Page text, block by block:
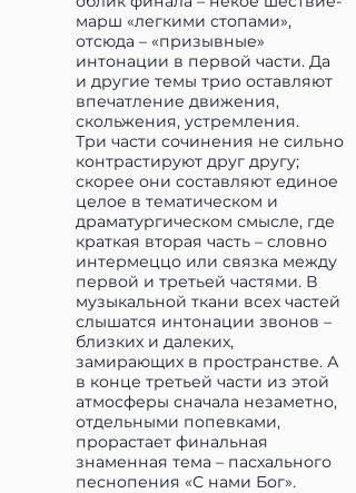
марш «легкими стопами»,
отсюда – «призывные»
интонации в первой части. Да
и другие темы трио оставляют
впечатление движения,
скольжения, устремления.
Три части сочинения не сильно
контрастируют друг другу;
скорее они составляют единое
целое в тематическом и
драматургическом смысле, где
краткая вторая часть – словно
интермеццо или связка между
первой и третьей частями. В
музыкальной ткани всех частей
слышатся интонации звонов –
близких и далеких,
замирающих в пространстве. А
в конце третьей части из этой
атмосферы сначала незаметно,
отдельными попевками,
прорастает финальная
знаменная тема – пасхального
песнопения «С нами Бог».